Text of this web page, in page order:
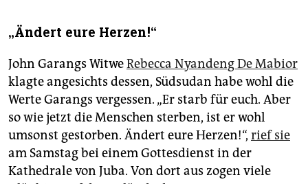
„Ändert eure Herzen!“
John Garangs WitweRebecca Nyandeng De Mabior
klagte angesichts dessen, Südsudan habe wohl die
Werte Garangs vergessen. „Er starb für euch. Aber
so wie jetzt die Menschen sterben, ist er wohl
umsonst gestorben. Ändert eure Herzen!“, rief sie
am Samstag bei einem Gottesdienst in der
Kathedrale von Juba. Von dort aus zogen viele